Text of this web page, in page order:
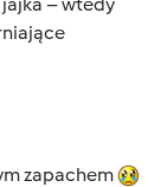
zapachem